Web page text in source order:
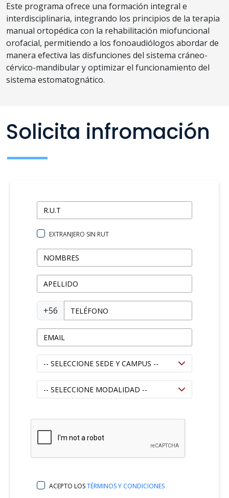
Este programa ofrece una formación integral e
interdisciplinaria, integrando los principios de la terapia
manual ortopédica con la rehabilitación miofuncional
orofacial, permitiendo a los fonoaudiólogos abordar de
manera efectiva las disfunciones del sistema cráneo-
cérvico-mandibular y optimizar el funcionamiento del
sistema estomatognático.
Solicita infromación
EXTRANJERO SIN RUT
+56
ACEPTO LOSTÉRMINOS Y CONDICIONES